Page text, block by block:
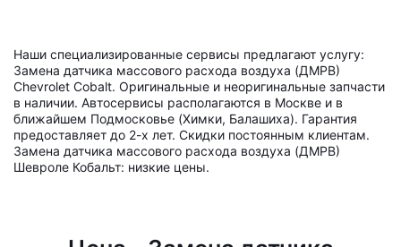
Наши специализированные сервисы предлагают услугу:
Замена датчика массового расхода воздуха (ДМРВ)
Chevrolet Cobalt. Оригинальные и неоригинальные запчасти
в наличии. Автосервисы располагаются в Москве и в
ближайшем Подмосковье (Химки, Балашиха). Гарантия
предоставляет до 2-х лет. Скидки постоянным клиентам.
Замена датчика массового расхода воздуха (ДМРВ)
Шевроле Кобальт: низкие цены.